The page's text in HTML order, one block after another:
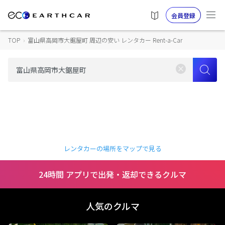
会員登録
TOP › 富山県高岡市大鋸屋町 周辺の安い レンタカー Rent-a-Car
レンタカーの場所をマップで見る
24時間 アプリで出発・返却できるクルマ
人気のクルマ